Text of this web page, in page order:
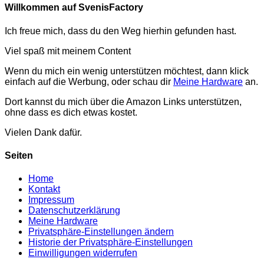
Willkommen auf SvenisFactory
Ich freue mich, dass du den Weg hierhin gefunden hast.
Viel spaß mit meinem Content
Wenn du mich ein wenig unterstützen möchtest, dann klick
einfach auf die Werbung, oder schau dir Meine Hardware an.
Dort kannst du mich über die Amazon Links unterstützen,
ohne dass es dich etwas kostet.
Vielen Dank dafür.
Seiten
Home
Kontakt
Impressum
Datenschutzerklärung
Meine Hardware
Privatsphäre-Einstellungen ändern
Historie der Privatsphäre-Einstellungen
Einwilligungen widerrufen